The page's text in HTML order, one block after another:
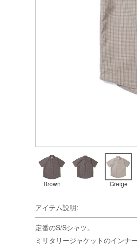
Brown Greige
アイテム説明:
定番のS/Sシャツ。
ミリタリージャケットのインナ